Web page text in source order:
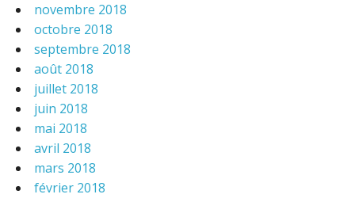
novembre 2018
octobre 2018
septembre 2018
août 2018
juillet 2018
juin 2018
mai 2018
avril 2018
mars 2018
février 2018